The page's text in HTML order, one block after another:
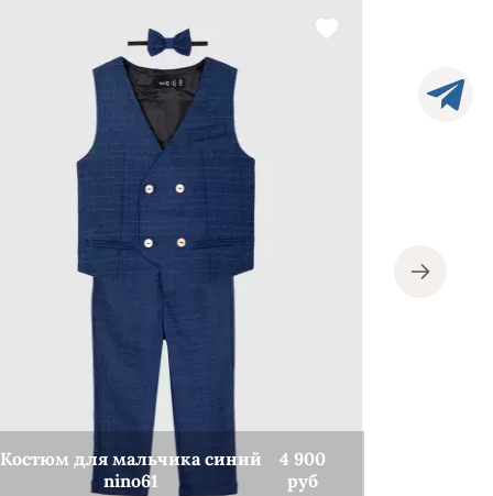
Костюм для мальчика синий
nino61
4 900
руб